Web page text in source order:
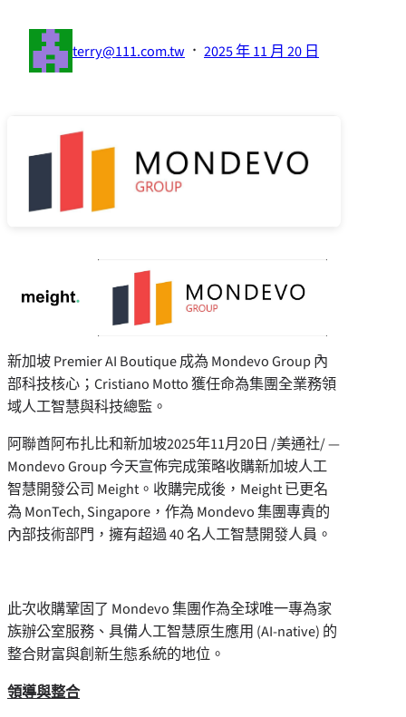
terry@111.com.tw · 2025 年 11 月 20 日
新加坡 PremierAI Boutique成為 Mondevo Group 內
部科技核心；Cristiano Motto 獲任命為集團全業務領
域人工智慧與科技總監。
阿聯酋阿布扎比和新加坡2025年11月20日 /美通社/ —
Mondevo Group 今天宣佈完成策略收購新加坡人工
智慧開發公司 Meight。收購完成後，Meight 已更名
為 MonTech, Singapore，作為 Mondevo 集團專責的
內部技術部門，擁有超過 40 名人工智慧開發人員。
此次收購鞏固了 Mondevo 集團作為全球唯一專為家
族辦公室服務、具備人工智慧原生應用 (AI-native) 的
整合財富與創新生態系統的地位。
領導與整合